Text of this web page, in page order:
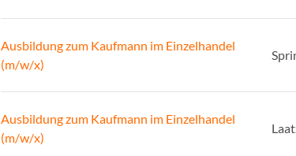
Ausbildung zum Kaufmann im Einzelhandel
(m/w/x)
Ausbildung zum Kaufmann im Einzelhandel
(m/w/x)